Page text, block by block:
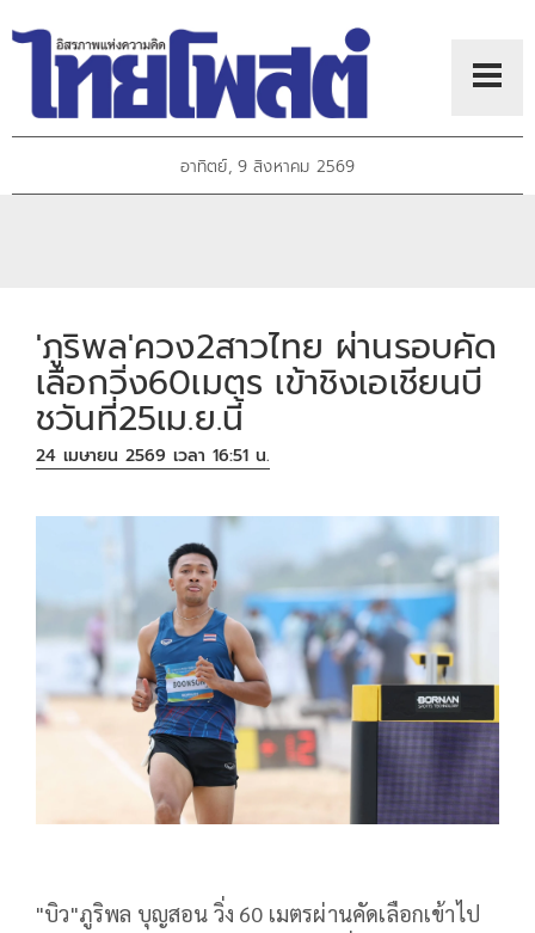
อาทิตย์, 9 สิงหาคม 2569
'ภูริพล'ควง2สาวไทย ผ่านรอบคัด
เลือกวิ่ง60เมตร เข้าชิงเอเชียนบี
ชวันที่25เม.ย.นี้
24 เมษายน 2569 เวลา 16:51 น.
"บิว"ภูริพล บุญสอน วิ่ง 60 เมตรผ่านคัดเลือกเข้าไป